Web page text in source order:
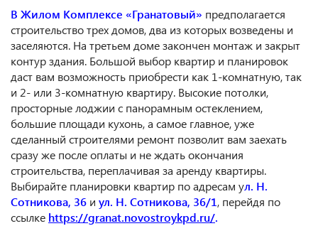
В Жилом Комплексе «Гранатовый» предполагается
строительство трех домов, два из которых возведены и
заселяются. На третьем доме закончен монтаж и закрыт
контур здания. Большой выбор квартир и планировок
даст вам возможность приобрести как 1-комнатную, так
и 2- или 3-комнатную квартиру. Высокие потолки,
просторные лоджии с панорамным остеклением,
большие площади кухонь, а самое главное, уже
сделанный строителями ремонт позволит вам заехать
сразу же после оплаты и не ждать окончания
строительства, переплачивая за аренду квартиры.
Выбирайте планировки квартир по адресам ул. Н.
Сотникова, 36 и ул. Н. Сотникова, 36/1, перейдя по
ссылке https://granat.novostroykpd.ru/.